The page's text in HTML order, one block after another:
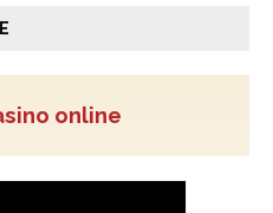
online